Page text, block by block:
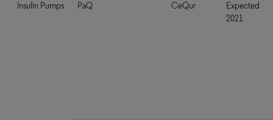
Insulin Pumps PaQ CeQur
Expected
2021